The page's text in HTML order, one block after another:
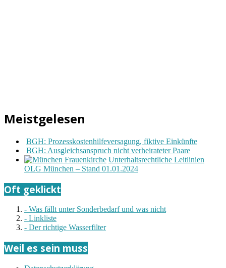
Meistgelesen
BGH: Prozesskostenhilfeversagung, fiktive Einkünfte
BGH: Ausgleichsanspruch nicht verheirateter Paare
Unterhaltsrechtliche Leitlinien
OLG München – Stand 01.01.2024
Oft geklickt
- Was fällt unter Sonderbedarf und was nicht
- Linkliste
- Der richtige Wasserfilter
Weil es sein muss